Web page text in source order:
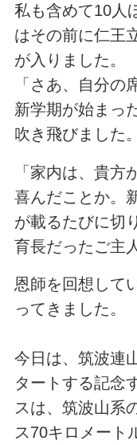
私も含めて10人
はその前に仁王
が入りました。
「さあ、自分の
新学期が始まっ
吹き飛びました。
「家内は、貴方
喜んだことか。
が載るたびに切
育長だったご主
恩師を回想して
ってきました。
今日は、筑波連
タートする記念
スは、筑波山系
ス70キロメート